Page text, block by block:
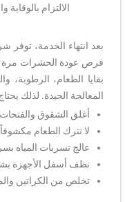
الالتزام
بعد انتهاء الخدمة، توفر
فرص عودة الحشرات مرة
بقايا الطعام، الرطوبة،
المعالجة الجيدة. لذلك
أغلق الشقوق
لا تترك الطعام
عالج تسربات المياه
نظف أسفل الأجهزة
تخلص من الكراتين